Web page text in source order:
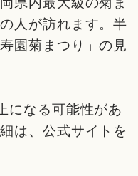
人が訪れます。半
園菊まつり」の見
になる可能性があ
は、公式サイトを